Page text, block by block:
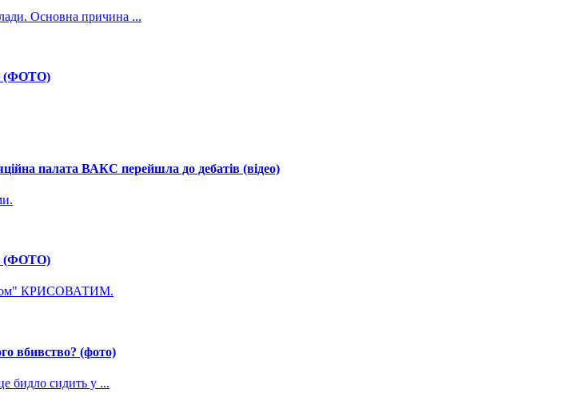
Основна причина ...
(ФОТО)
палата ВАКС перейшла до дебатів (відео)
(ФОТО)
КРИСОВАТИМ.
вбивство? (фото)
бидло сидить у ...